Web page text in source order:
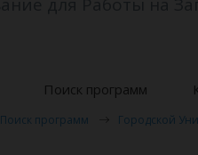
Поиск программ
Поиск программ Городской